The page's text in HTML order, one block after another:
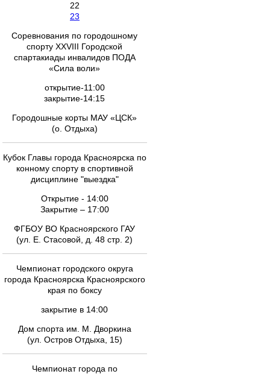
22
23
Соревнования по городошному
спорту XXVIII Городской
спартакиады инвалидов ПОДА
«Сила воли»
открытие-11:00
закрытие-14:15
Городошные корты МАУ «ЦСК»
(о. Отдыха)
Кубок Главы города Красноярска по
конному спорту в спортивной
дисциплине "выездка"
Открытие - 14:00
Закрытие – 17:00
ФГБОУ ВО Красноярского ГАУ
(ул. Е. Стасовой, д. 48 стр. 2)
Чемпионат городского округа
города Красноярска Красноярского
края по боксу
закрытие в 14:00
Дом спорта им. М. Дворкина
(ул. Остров Отдыха, 15)
Чемпионат города по